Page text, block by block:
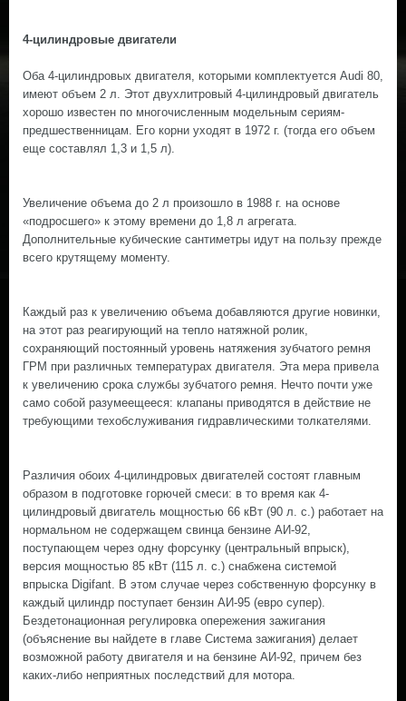
4-цилиндровые двигатели
Оба 4-цилиндровых двигателя, которыми комплектуется Audi 80,
имеют объем 2 л. Этот двухлитровый 4-цилиндровый двигатель
хорошо известен по многочисленным модельным сериям-
предшественницам. Его корни уходят в 1972 г. (тогда его объем
еще составлял 1,3 и 1,5 л).
Увеличение объема до 2 л произошло в 1988 г. на основе
«подросшего» к этому времени до 1,8 л агрегата.
Дополнительные кубические сантиметры идут на пользу прежде
всего крутящему моменту.
Каждый раз к увеличению объема добавляются другие новинки,
на этот раз реагирующий на тепло натяжной ролик,
сохраняющий постоянный уровень натяжения зубчатого ремня
ГРМ при различных температурах двигателя. Эта мера привела
к увеличению срока службы зубчатого ремня. Нечто почти уже
само собой разумеещееся: клапаны приводятся в действие не
требующими техобслуживания гидравлическими толкателями.
Различия обоих 4-цилиндровых двигателей состоят главным
образом в подготовке горючей смеси: в то время как 4-
цилиндровый двигатель мощностью 66 кВт (90 л. с.) работает на
нормальном не содержащем свинца бензине АИ-92,
поступающем через одну форсунку (центральный впрыск),
версия мощностью 85 кВт (115 л. с.) снабжена системой
впрыска Digifant. В этом случае через собственную форсунку в
каждый цилиндр поступает бензин АИ-95 (евро супер).
Бездетонационная регулировка опережения зажигания
(объяснение вы найдете в главе Система зажигания) делает
возможной работу двигателя и на бензине АИ-92, причем без
каких-либо неприятных последствий для мотора.